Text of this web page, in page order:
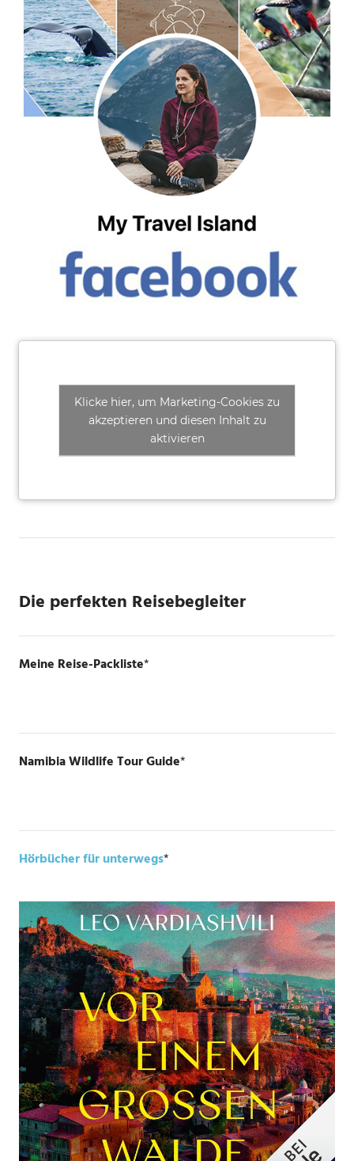
Klicke hier, um Marketing-Cookies zu
akzeptieren und diesen Inhalt zu
aktivieren
Die perfekten Reisebegleiter
Meine Reise-Packliste*
Namibia Wildlife Tour Guide*
Hörbücher für unterwegs*